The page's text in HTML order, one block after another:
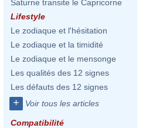
Saturne transite le Capricorne
Lifestyle
Le zodiaque et l'hésitation
Le zodiaque et la timidité
Le zodiaque et le mensonge
Les qualités des 12 signes
Les défauts des 12 signes
+ Voir tous les articles
Compatibilité